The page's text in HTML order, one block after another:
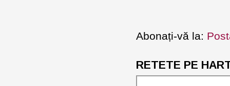
Abonați-vă la:
RETETE PE